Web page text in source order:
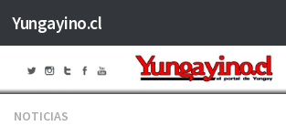
Saltar al contenido
Yungayino.cl
NOTICIAS